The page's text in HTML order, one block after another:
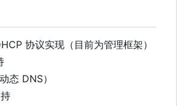
协议实现（目前为管理框架）
态 DNS）